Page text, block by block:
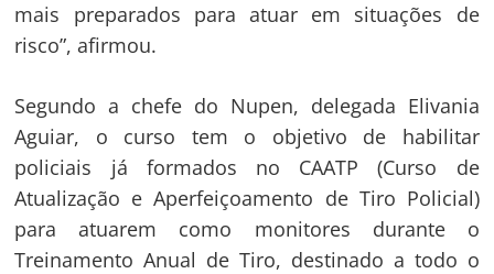
mais preparados para atuar em situações de
risco”, afirmou.
Segundo a chefe do Nupen, delegada Elivania
Aguiar, o curso tem o objetivo de habilitar
policiais já formados no CAATP (Curso de
Atualização e Aperfeiçoamento de Tiro Policial)
para atuarem como monitores durante o
Treinamento Anual de Tiro, destinado a todo o